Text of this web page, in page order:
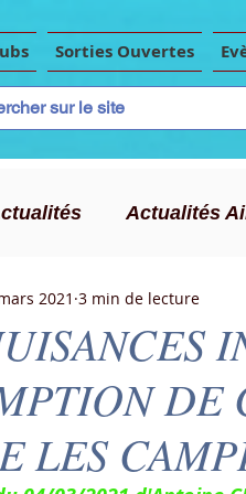
Sorties Ouvertes
Actualités
Evènements Importants
DE
LES
2021 3 min de lecture